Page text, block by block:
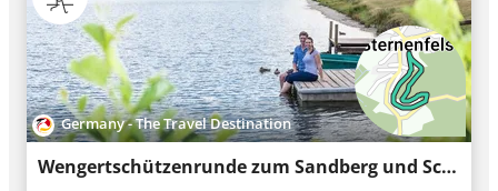
Germany - The Travel Destination
Wengertschützenrunde zum Sandberg und Schloßberg